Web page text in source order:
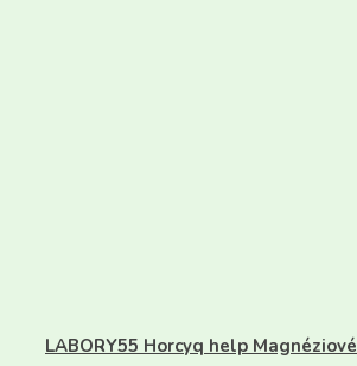
LABORY55 Horcyq help Magnéziové